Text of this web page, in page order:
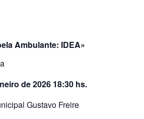
Ambulante: IDEA»
de 2026 18:30 hs.
Gustavo Freire